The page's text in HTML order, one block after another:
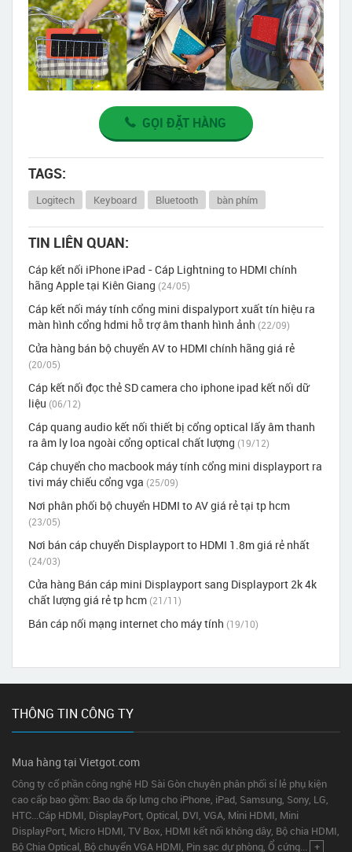
GỌI ĐẶT HÀNG
TAGS:
Logitech Keyboard Bluetooth bàn phím
TIN LIÊN QUAN:
Cáp kết nối iPhone iPad - Cáp Lightning to HDMI chính
hãng Apple tại Kiên Giang (24/05)
Cáp kết nối máy tính cổng mini dispalyport xuất tín hiệu ra
màn hình cổng hdmi hỗ trợ âm thanh hình ảnh (22/09)
Cửa hàng bán bộ chuyển AV to HDMI chính hãng giá rẻ
(20/05)
Cáp kết nối đọc thẻ SD camera cho iphone ipad kết nối dữ
liệu (06/12)
Cáp quang audio kết nối thiết bị cổng optical lấy âm thanh
ra âm ly loa ngoài cổng optical chất lượng (19/12)
Cáp chuyển cho macbook máy tính cổng mini displayport ra
tivi máy chiếu cổng vga (25/09)
Nơi phân phối bộ chuyển HDMI to AV giá rẻ tại tp hcm
(23/05)
Nơi bán cáp chuyển Displayport to HDMI 1.8m giá rẻ nhất
(24/03)
Cửa hàng Bán cáp mini Displayport sang Displayport 2k 4k
chất lượng giá rẻ tp hcm (21/11)
Bán cáp nối mạng internet cho máy tính (19/10)
THÔNG TIN CÔNG TY
Mua hàng tại Vietgot.com
Công ty cổ phần công nghệ HD Sài Gòn chuyên phân phối sỉ lẻ phụ kiện
cao cấp bao gồm: Bao da ốp lưng cho iPhone, iPad, Samsung, Sony, LG,
HTC...Cáp HDMI, DisplayPort, Optical, DVI, VGA, Mini HDMI, Mini
DisplayPort, Micro HDMI, TV Box, HDMI kết nối không dây, Bộ chia HDMI,
Bộ Chia Optical, Bộ chuyển VGA HDMI, Pin sạc dự phòng, Ổ cứng... +